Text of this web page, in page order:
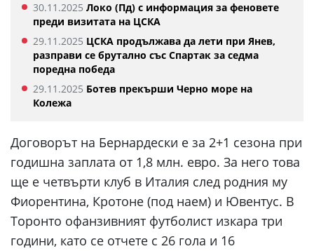
30.11.2025 Локо (Пд) с информация за феновете
преди визитата на ЦСКА
29.11.2025 ЦСКА продължава да лети при Янев,
разправи се брутално със Спартак за седма
поредна победа
29.11.2025 Ботев прекърши Черно море на
Колежа
Договорът на Бернардески е за 2+1 сезона при
годишна заплата от 1,8 млн. евро. За него това
ще е четвърти клуб в Италия след родния му
Фиорентина, Кротоне (под наем) и Ювентус. В
Торонто офанзивният футболист изкара три
години, като се отчете с 26 гола и 16